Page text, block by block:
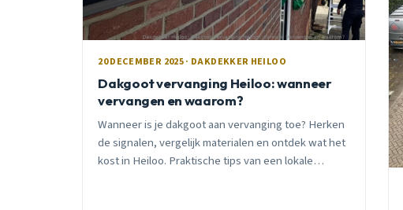
20 DECEMBER 2025 · DAKDEKKER HEILOO
Dakgoot vervanging Heiloo: wanneer
vervangen en waarom?
Wanneer is je dakgoot aan vervanging toe? Herken
de signalen, vergelijk materialen en ontdek wat het
kost in Heiloo. Praktische tips van een lokale